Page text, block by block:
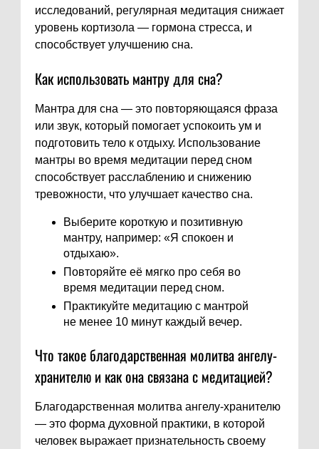
исследований, регулярная медитация снижает
уровень кортизола — гормона стресса, и
способствует улучшению сна.
Как использовать мантру для сна?
Мантра для сна — это повторяющаяся фраза
или звук, который помогает успокоить ум и
подготовить тело к отдыху. Использование
мантры во время медитации перед сном
способствует расслаблению и снижению
тревожности, что улучшает качество сна.
Выберите короткую и позитивную
мантру, например: «Я спокоен и
отдыхаю».
Повторяйте её мягко про себя во
время медитации перед сном.
Практикуйте медитацию с мантрой
не менее 10 минут каждый вечер.
Что такое благодарственная молитва ангелу-
хранителю и как она связана с медитацией?
Благодарственная молитва ангелу-хранителю
— это форма духовной практики, в которой
человек выражает признательность своему